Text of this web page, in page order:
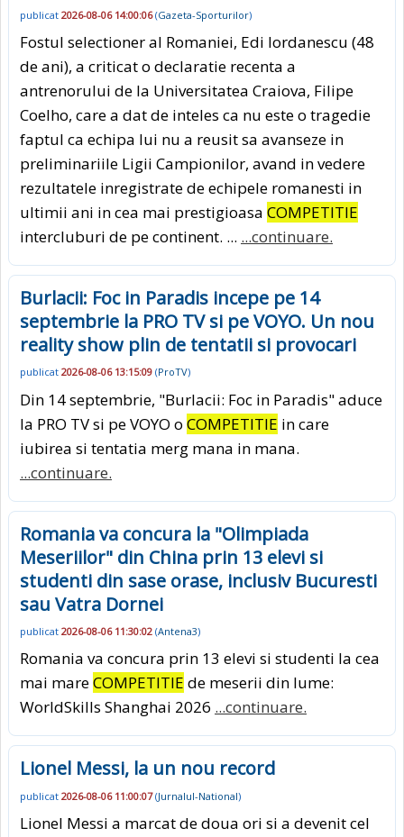
publicat 2026-08-06 14:00:06(Gazeta-Sporturilor)
Fostul selectioner al Romaniei, Edi Iordanescu (48
de ani), a criticat o declaratie recenta a
antrenorului de la Universitatea Craiova, Filipe
Coelho, care a dat de inteles ca nu este o tragedie
faptul ca echipa lui nu a reusit sa avanseze in
preliminariile Ligii Campionilor, avand in vedere
rezultatele inregistrate de echipele romanesti in
ultimii ani in cea mai prestigioasa COMPETITIE
intercluburi de pe continent. ... ...continuare.
Burlacii: Foc in Paradis incepe pe 14
septembrie la PRO TV si pe VOYO. Un nou
reality show plin de tentatii si provocari
publicat 2026-08-06 13:15:09 (ProTV)
Din 14 septembrie, "Burlacii: Foc in Paradis" aduce
la PRO TV si pe VOYO o COMPETITIE in care
iubirea si tentatia merg mana in mana.
...continuare.
Romania va concura la "Olimpiada
Meseriilor" din China prin 13 elevi si
studenti din sase orase, inclusiv Bucuresti
sau Vatra Dornei
publicat 2026-08-06 11:30:02 (Antena3)
Romania va concura prin 13 elevi si studenti la cea
mai mareCOMPETITIE de meserii din lume:
WorldSkills Shanghai 2026 ...continuare.
Lionel Messi, la un nou record
publicat 2026-08-06 11:00:07(Jurnalul-National)
Lionel Messi a marcat de doua ori si a devenit cel